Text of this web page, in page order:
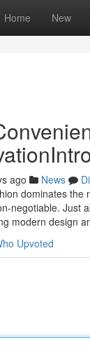
Home New
ago News
dominates
negotiable. Just
modern design
Upvoted